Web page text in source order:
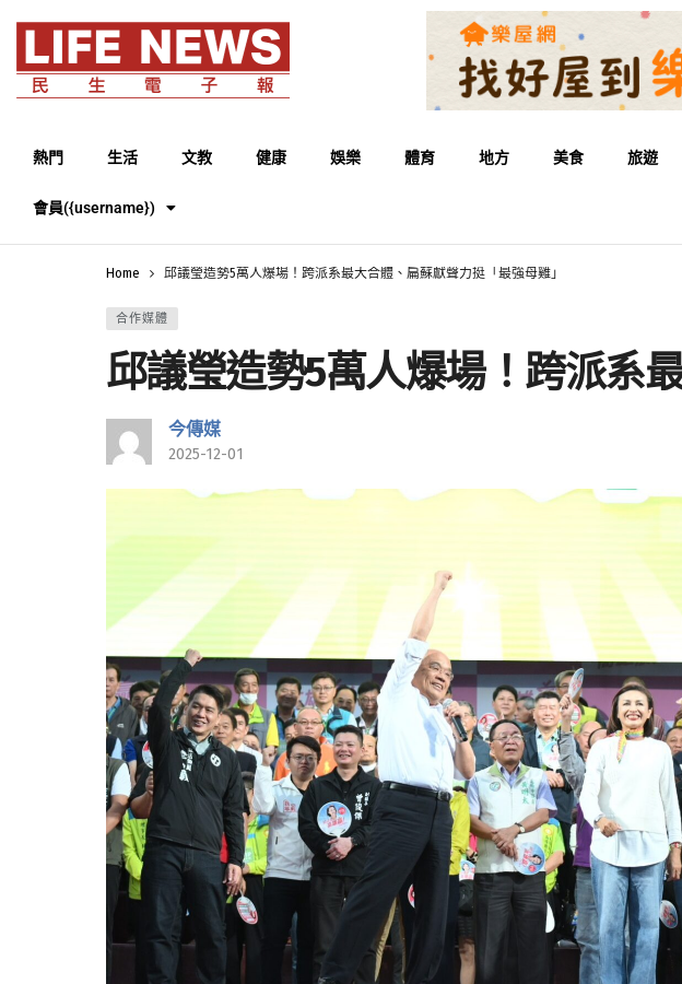
熱門 生活 文教 健康 娛樂 體育 地方 美食 旅遊
會員({username})
Home 邱議瑩造勢5萬人爆場！跨派系最大合體、扁蘇獻聲力挺「最強母雞」
合作媒體
邱議瑩造勢5萬人爆場！跨派系
今傳媒
2025-12-01